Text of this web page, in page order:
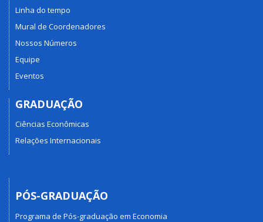
Linha do tempo
Mural de Coordenadores
Nossos Números
Equipe
Eventos
GRADUAÇÃO
Ciências Econômicas
Relações Internacionais
PÓS-GRADUAÇÃO
Programa de Pós-graduação em Economia